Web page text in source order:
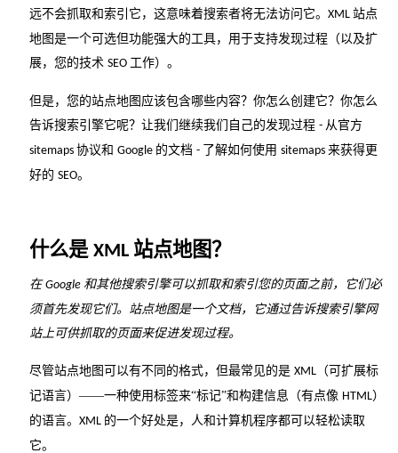
远不会抓取和索引它，这意味着搜索者将无法访问它。 XML 站点
地图是一个可选但功能强大的工具，用于支持发现过程（以及扩
展，您的技术 SEO 工作）。
但是，您的站点地图应该包含哪些内容？你怎么创建它？你怎么
告诉搜索引擎它呢？让我们继续我们自己的发现过程 - 从官方
sitemaps 协议和 Google 的文档 - 了解如何使用 sitemaps 来获得更
好的 SEO。
什么是 XML 站点地图？
在 Google 和其他搜索引擎可以抓取和索引您的页面之前，它们必
须首先发现它们。站点地图是一个文档，它通过告诉搜索引擎网
站上可供抓取的页面来促进发现过程。
尽管站点地图可以有不同的格式，但最常见的是 XML（可扩展标
记语言）——一种使用标签来“标记”和构建信息（有点像 HTML）
的语言。 XML 的一个好处是，人和计算机程序都可以轻松读取
它。